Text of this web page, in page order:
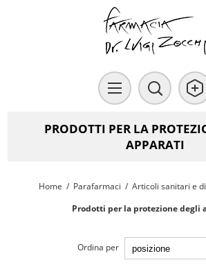
PRODOTTI PER LA
APPARATI
Home / Parafarmaci / Articoli sanitari e
Prodotti per la protezione degli
Ordina per